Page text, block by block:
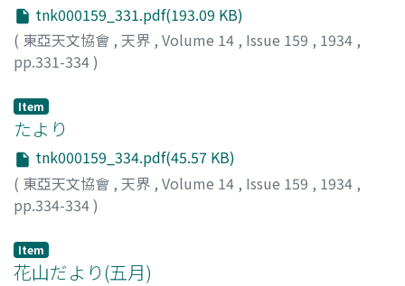
tnk000159_331.pdf(193.09 KB)
( 東亞天文協會 , 天界 , Volume 14 , Issue 159 , 1934 ,
pp.331-334)
Item
たより
tnk000159_334.pdf(45.57 KB)
( 東亞天文協會 , 天界 , Volume 14 , Issue 159 , 1934 ,
pp.334-334)
Item
花山だより(五月)